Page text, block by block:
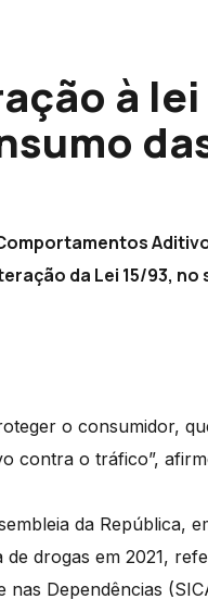
à lei
da Lei 15/93,
o consumidor,
contra o tráfico”,
da República,
drogas em 2021,
Dependências